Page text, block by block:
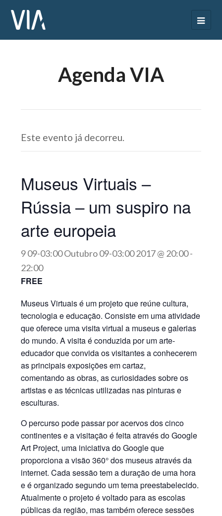
Agenda VIA
Este evento já decorreu.
Museus Virtuais –
Rússia – um suspiro na
arte europeia
9 09-03:00 Outubro 09-03:00 2017 @ 20:00-
22:00
FREE
Museus Virtuais é um projeto que reúne cultura,
tecnologia e educação. Consiste em uma atividade
que oferece uma visita virtual a museus e galerias
do mundo. A visita é conduzida por um arte-
educador que convida os visitantes a conhecerem
as principais exposições em cartaz,
comentando as obras, as curiosidades sobre os
artistas e as técnicas utilizadas nas pinturas e
esculturas.
O percurso pode passar por acervos dos cinco
continentes e a visitação é feita através do Google
Art Project, uma iniciativa do Google que
proporciona a visão 360° dos museus através da
internet. Cada sessão tem a duração de uma hora
e é organizado segundo um tema preestabelecido.
Atualmente o projeto é voltado para as escolas
públicas da região, mas também oferece sessões